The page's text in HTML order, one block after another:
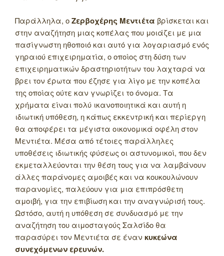
Παράλληλα, οΖερβοχέρης Μεντιέτα βρίσκεται και
στην αναζήτηση μιας κοπέλας που μοιάζει με μια
πασίγνωστη ηθοποιό και αυτό για λογαριασμό ενός
γηραιού επιχειρηματία, ο οποίος στη δύση των
επιχειρηματικών δραστηριοτήτων του λαχταρά να
βρει τον έρωτα που έζησε για λίγο με την κοπέλα
της οποίας ούτε καν γνωρίζει το όνομα. Τα
χρήματα είναι πολύ ικανοποιητικά και αυτή η
ιδιωτική υπόθεση, η κάπως εκκεντρική και περίεργη
θα αποφέρει τα μέγιστα οικονομικά οφέλη στον
Μεντιέτα. Μέσα από τέτοιες παράλληλες
υποθέσεις ιδιωτικής φύσεως οι αστυνομικοί, που δεν
εκμεταλλεύονται την θέση τους για να λαμβάνουν
άλλες παράνομες αμοιβές και να κουκουλώνουν
παρανομίες, παλεύουν για μια επιπρόσθετη
αμοιβή, για την επιβίωση και την αναγνώρισή τους.
Ωστόσο, αυτή η υπόθεση σε συνδυασμό με την
αναζήτηση του αιμοσταγούς Σαλσίδο θα
παρασύρει τον Μεντιέτα σε έναν κυκεώνα
συνεχόμενων ερευνών.